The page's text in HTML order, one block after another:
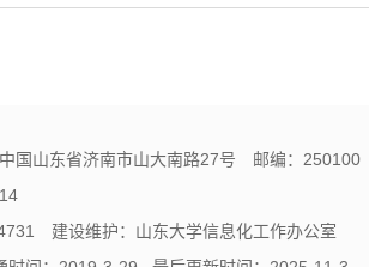
国山东省济南市山大南路27号 邮编：250100
建设维护：山东大学信息化工作办公室